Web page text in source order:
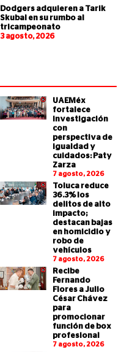
Dodgers adquieren a Tarik
Skubal en su rumbo al
tricampeonato
3 agosto, 2026
UAEMéx
fortalece
investigación
con
perspectiva de
igualdad y
cuidados: Paty
Zarza
7 agosto, 2026
Toluca reduce
36.3% los
delitos de alto
impacto;
destacan bajas
en homicidio y
robo de
vehículos
7 agosto, 2026
Recibe
Fernando
Flores a Julio
César Chávez
para
promocionar
función de box
profesional
7 agosto, 2026